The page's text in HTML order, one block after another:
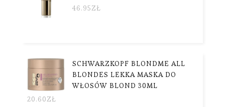
46.95ZŁ
SCHWARZKOPF BLONDME ALL
BLONDES LEKKA MASKA DO
WŁOSÓW BLOND 30ML
20.60ZŁ